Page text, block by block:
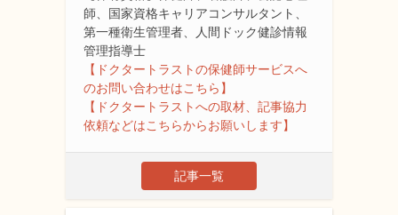
師、国家資格キャリアコンサルタント、
第一種衛生管理者、人間ドック健診情報
管理指導士
【ドクタートラストの保健師サービスへ
のお問い合わせはこちら】
【ドクタートラストへの取材、記事協力
依頼などはこちらからお願いします】
記事一覧